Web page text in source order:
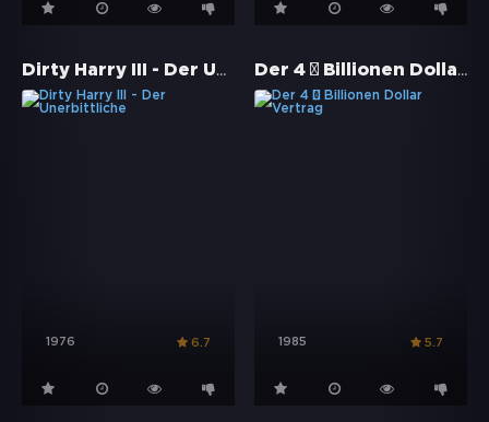
Dirty Harry III - Der Unerbittliche
1976 6.7
Der 4 ½ Billionen Dollar Vertrag
1985 5.7